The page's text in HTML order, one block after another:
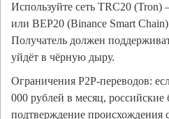
Используйте сеть TRC20 (Tron)
или BEP20 (Binance Smart
Получатель должен
уйдёт в чёрную дыру.
Ограничения P2P-переводов:
000 рублей в месяц, российские
подтверждение происхождения